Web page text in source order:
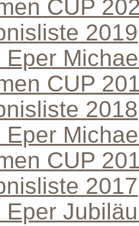
CUP
2019
Eper
CUP
2018
Eper
CUP
2017
Eper